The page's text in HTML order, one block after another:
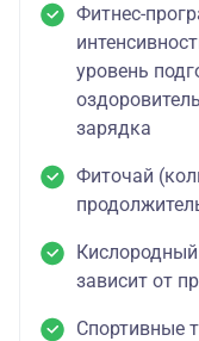
Фитнес-
уровень
зарядка
Фиточай
зависит от
Спортивные